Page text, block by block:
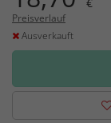
Preisverlauf
Ausverkauft